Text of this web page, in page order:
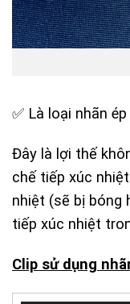
✅ Là loại nhãn
Đây là lợi thế
chế tiếp xúc
nhiệt (sẽ bị bóng
tiếp xúc nhiệt
Clip sử dụng